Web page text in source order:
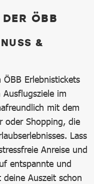
ÖBB
&
ÖBB Erlebnistickets
im
mit dem
oder Shopping, die
Lass
Anreise und
entspannte und
Auszeit schon